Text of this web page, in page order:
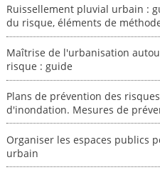
Ruissellement pluvial urbain :
du risque, éléments de
Maîtrise de l'urbanisation
risque : guide
Plans de prévention des
d'inondation. Mesures de
Organiser les espaces publics
urbain